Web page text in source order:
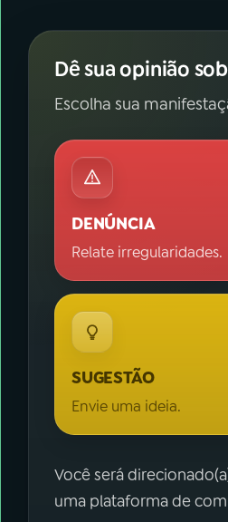
Dê sua opinião
Escolha sua
DENÚNCIA
Relate irregularidades.
SUGESTÃO
Envie uma ideia.
Você será
uma plataforma de